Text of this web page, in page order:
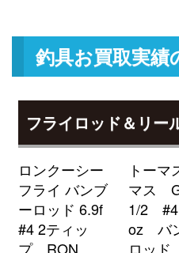
turi20260509（2026/
ダイワ ベイトリール 22
turi20260510 （2026/05/
ローランス HOOK
フックリビール-9 日本
魚探 未使用
釣具買取クーポン
01 （2026/04/30迄）
釣具お買取実績
フライロッド＆リー
ロンクーシー
フライ バンブ
ーロッド 6.9f
#4 2ティッ
プ RON
トーマ
マス
1/2
oz バ
ロッド